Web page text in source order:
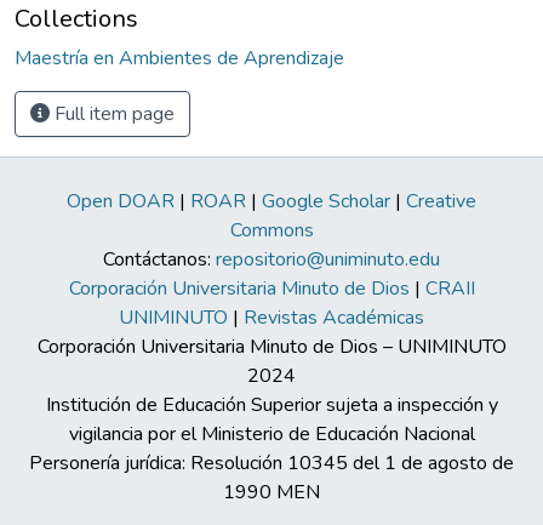
Collections
Maestría en Ambientes de Aprendizaje
Full item page
Open DOAR | ROAR | Google Scholar | Creative
Commons
Contáctanos: repositorio@uniminuto.edu
Corporación Universitaria Minuto de Dios | CRAII
UNIMINUTO | Revistas Académicas
Corporación Universitaria Minuto de Dios – UNIMINUTO
2024
Institución de Educación Superior sujeta a inspección y
vigilancia por el Ministerio de Educación Nacional
Personería jurídica: Resolución 10345 del 1 de agosto de
1990 MEN